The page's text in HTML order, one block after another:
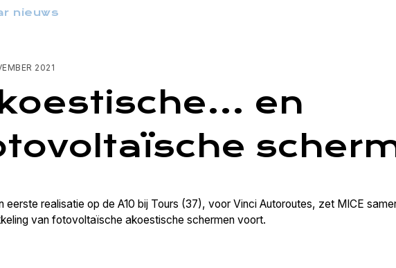
nieuws
2021
en
eerste realisatie op de A10 bij Tours (37), voor Vinci Autoroutes, zet MICE
van fotovoltaïsche akoestische schermen voort.